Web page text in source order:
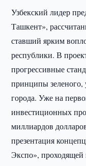
Узбекский лидер
Ташкент»,
ставший ярким
республики. В
прогрессивные
принципы зеленого,
города. Уже на
инвестиционных
миллиардов
презентация
Экспо»,